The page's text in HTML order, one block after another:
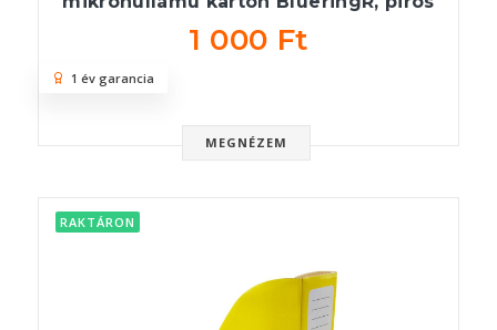
1 000 Ft
MEGNÉZEM
1 év garancia
RAKTÁRON